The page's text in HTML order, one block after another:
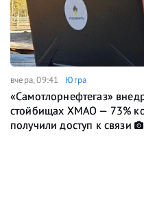
вчера, 09:41 Югра
«Самотлорнефтегаз»
стойбищах ХМАО — 73%
получили доступ к связи